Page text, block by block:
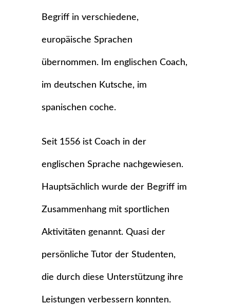
Begriff in verschiedene,
europäische Sprachen
übernommen. Im englischen Coach,
im deutschen Kutsche, im
spanischen coche.
Seit 1556 ist Coach in der
englischen Sprache nachgewiesen.
Hauptsächlich wurde der Begriff im
Zusammenhang mit sportlichen
Aktivitäten genannt. Quasi der
persönliche Tutor der Studenten,
die durch diese Unterstützung ihre
Leistungen verbessern konnten.